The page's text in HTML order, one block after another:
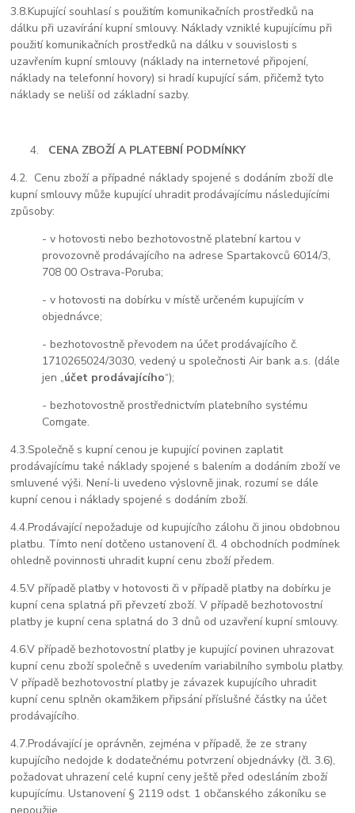
3.8.Kupující souhlasí s použitím komunikačních prostředků na
dálku při uzavírání kupní smlouvy. Náklady vzniklé kupujícímu při
použití komunikačních prostředků na dálku v souvislosti s
uzavřením kupní smlouvy (náklady na internetové připojení,
náklady na telefonní hovory) si hradí kupující sám, přičemž tyto
náklady se neliší od základní sazby.
CENA ZBOŽÍ A PLATEBNÍ PODMÍNKY
4.2. Cenu zboží a případné náklady spojené s dodáním zboží dle
kupní smlouvy může kupující uhradit prodávajícímu následujícími
způsoby:
- v hotovosti nebo bezhotovostně platební kartou v
provozovně prodávajícího na adrese Spartakovců 6014/3,
708 00 Ostrava-Poruba;
- v hotovosti na dobírku v místě určeném kupujícím v
objednávce;
- bezhotovostně převodem na účet prodávajícího č.
1710265024/3030, vedený u společnosti Air bank a.s. (dále
jen „účet prodávajícího“);
- bezhotovostně prostřednictvím platebního systému
Comgate.
4.3.Společně s kupní cenou je kupující povinen zaplatit
prodávajícímu také náklady spojené s balením a dodáním zboží ve
smluvené výši. Není-li uvedeno výslovně jinak, rozumí se dále
kupní cenou i náklady spojené s dodáním zboží.
4.4.Prodávající nepožaduje od kupujícího zálohu či jinou obdobnou
platbu. Tímto není dotčeno ustanovení čl. 4 obchodních podmínek
ohledně povinnosti uhradit kupní cenu zboží předem.
4.5.V případě platby v hotovosti či v případě platby na dobírku je
kupní cena splatná při převzetí zboží. V případě bezhotovostní
platby je kupní cena splatná do 3 dnů od uzavření kupní smlouvy.
4.6.V případě bezhotovostní platby je kupující povinen uhrazovat
kupní cenu zboží společně s uvedením variabilního symbolu platby.
V případě bezhotovostní platby je závazek kupujícího uhradit
kupní cenu splněn okamžikem připsání příslušné částky na účet
prodávajícího.
4.7.Prodávající je oprávněn, zejména v případě, že ze strany
kupujícího nedojde k dodatečnému potvrzení objednávky (čl. 3.6),
požadovat uhrazení celé kupní ceny ještě před odesláním zboží
kupujícímu. Ustanovení § 2119 odst. 1 občanského zákoníku se
nepoužije.